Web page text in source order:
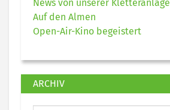
News von unserer Kletteranlage
Auf den Almen
Open-Air-Kino begeistert
ARCHIV